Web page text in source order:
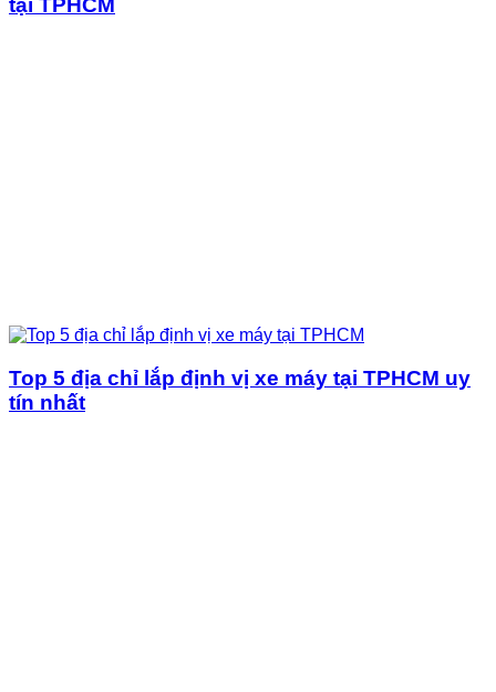
tại TPHCM
Top 5 địa chỉ lắp định vị xe máy tại TPHCM uy
tín nhất